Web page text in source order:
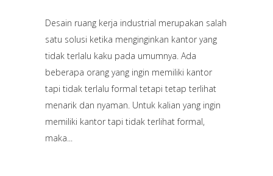
Desain ruang kerja industrial merupakan salah
satu solusi ketika menginginkan kantor yang
tidak terlalu kaku pada umumnya. Ada
beberapa orang yang ingin memiliki kantor
tapi tidak terlalu formal tetapi tetap terlihat
menarik dan nyaman. Untuk kalian yang ingin
memiliki kantor tapi tidak terlihat formal,
maka